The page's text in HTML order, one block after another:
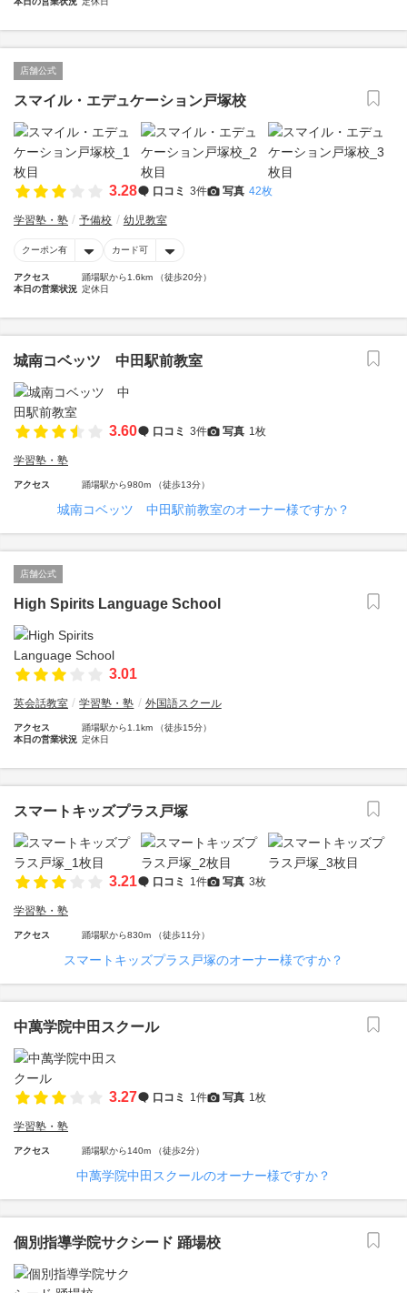
店舗公式
スマイル・エデュケーション戸塚校
3.28 口コミ 3件 写真 42枚
学習塾・塾 予備校 幼児教室
クーポン有 カード可
アクセス
踊場駅から1.6km （徒歩20分）
本日の営業状況 定休日
城南コベッツ 中田駅前教室
3.60 口コミ 3件 写真 1枚
学習塾・塾
アクセス 踊場駅から980m （徒歩13分）
城南コベッツ 中田駅前教室のオーナー様ですか？
店舗公式
High Spirits Language School
3.01
英会話教室 学習塾・塾 外国語スクール
アクセス
踊場駅から1.1km （徒歩15分）
本日の営業状況 定休日
スマートキッズプラス戸塚
3.21 口コミ 1件 写真 3枚
学習塾・塾
アクセス 踊場駅から830m （徒歩11分）
スマートキッズプラス戸塚のオーナー様ですか？
中萬学院中田スクール
3.27 口コミ 1件 写真 1枚
学習塾・塾
アクセス 踊場駅から140m （徒歩2分）
中萬学院中田スクールのオーナー様ですか？
個別指導学院サクシード 踊場校